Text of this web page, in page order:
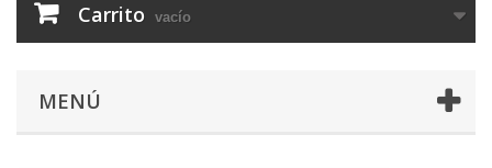
Carrito vacío
MENÚ